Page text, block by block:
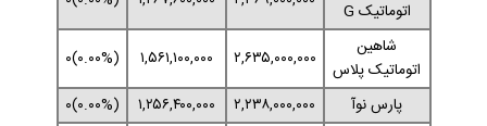
اتوماتیک G
شاهین
اتوماتیک پلاس
۲,۶۳۵,۰۰۰,۰۰۰ ۱,۵۶۱,۱۰۰,۰۰۰
(۰.۰۰%)۰
پارس نوآ
۲,۲۳۸,۰۰۰,۰۰۰ ۱,۲۵۶,۴۰۰,۰۰۰
(۰.۰۰%)۰